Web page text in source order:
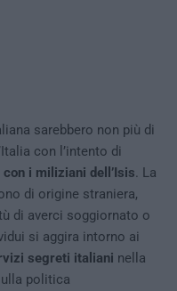
sarebbero non più di
con l’intento di
con i miliziani dell’Isis. La
di origine straniera,
di averci soggiornato o
si aggira intorno ai
segreti italiani nella
politica